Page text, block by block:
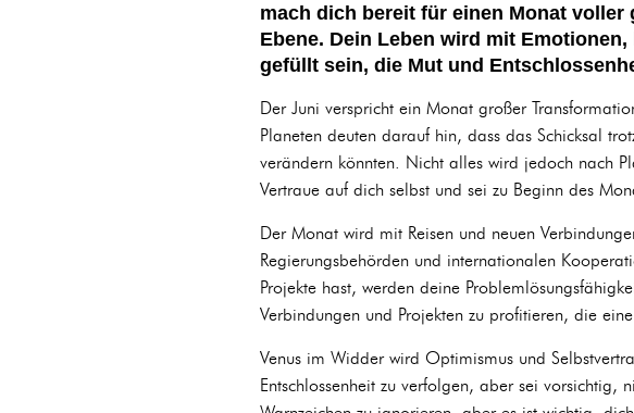
mach dich bereit für einen Monat
Ebene. Dein Leben wird mit
gefüllt sein, die Mut und
Der Juni verspricht ein Monat großer
Planeten deuten darauf hin, dass das Schicksal
verändern könnten. Nicht alles wird jedoch nach
Vertraue auf dich selbst und sei zu Beginn des
Der Monat wird mit Reisen und neuen
Regierungsbehörden und internationalen
Projekte hast, werden deine
Verbindungen und Projekten zu profitieren, die
Venus im Widder wird Optimismus und
Entschlossenheit zu verfolgen, aber sei vorsichtig,